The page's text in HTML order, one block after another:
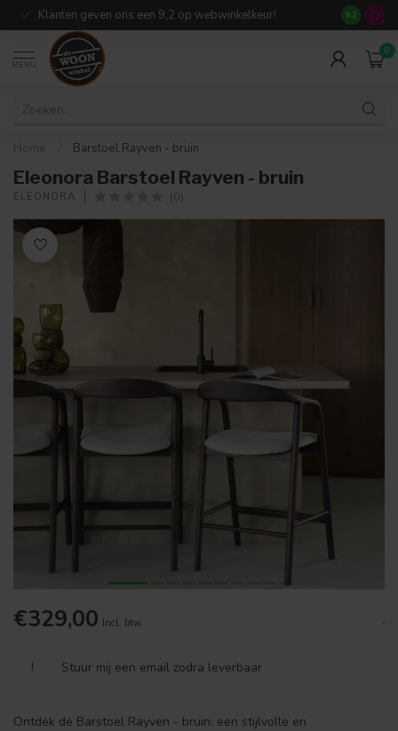
Klanten geven ons een 9,2 op webwinkelkeur! Meer dan
9.2
MENU
0
Home Barstoel Rayven - bruin
Eleonora Barstoel Rayven - bruin
ELEONORA (0)
€329,00 Incl. btw .
! Stuur mij een email zodra leverbaar
Ontdek de Barstoel Rayven - bruin: een stijlvolle en